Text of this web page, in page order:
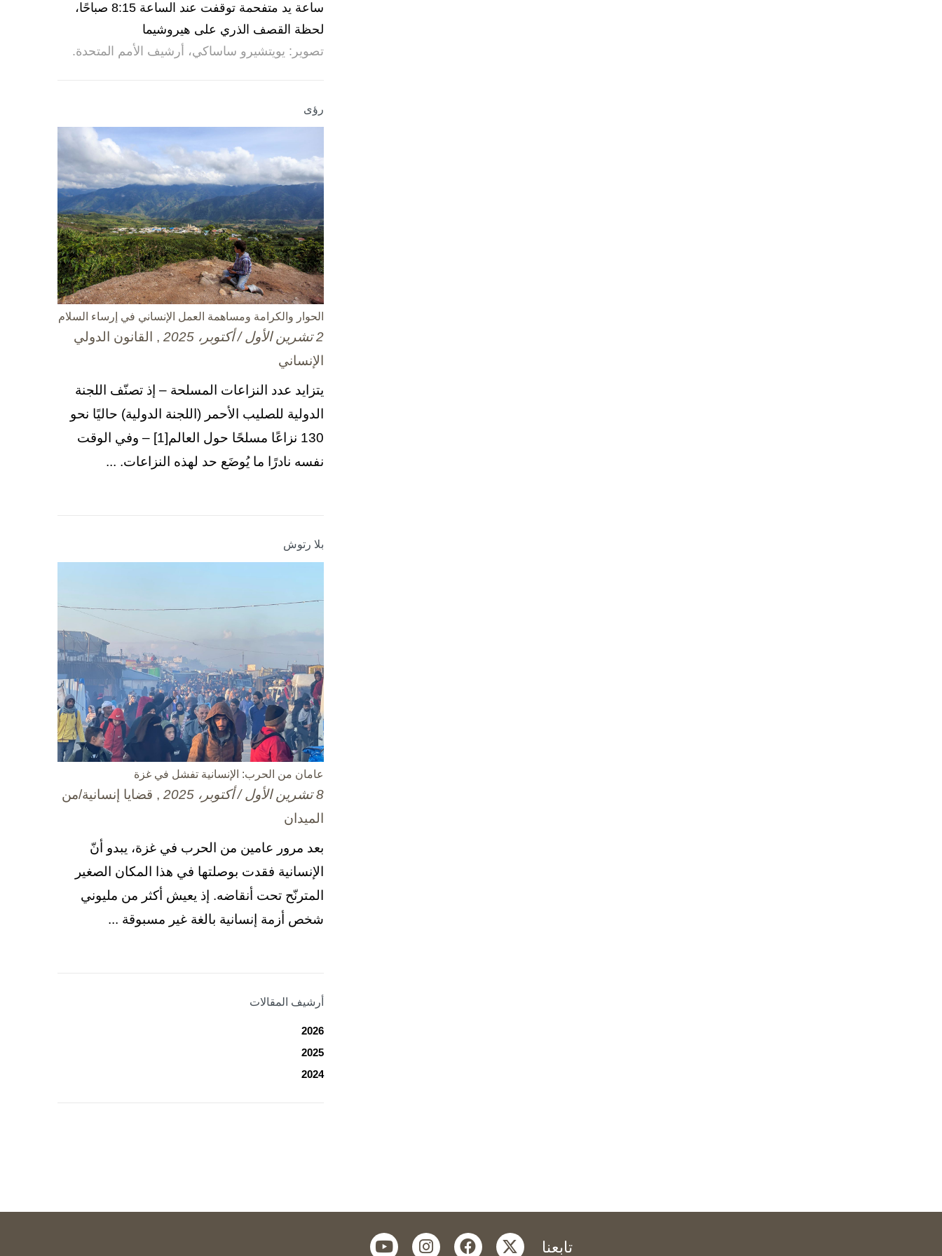
ساعة يد متفحمة توقفت عند الساعة 8:15 صباحًا،
لحظة القصف الذري على هيروشيما
تصوير: يويتشيرو ساساكي، أرشيف الأمم المتحدة.
رؤى
الحوار والكرامة ومساهمة العمل الإنساني في إرساء السلام
2 تشرين الأول / أكتوبر، 2025
, القانون الدولي
الإنساني
يتزايد عدد النزاعات المسلحة – إذ تصنّف اللجنة
الدولية للصليب الأحمر (اللجنة الدولية) حاليًا نحو
130 نزاعًا مسلحًا حول العالم[1] – وفي الوقت
نفسه نادرًا ما يُوضَع حد لهذه النزاعات. ...
بلا رتوش
عامان من الحرب: الإنسانية تفشل في غزة
8 تشرين الأول / أكتوبر، 2025
, قضايا إنسانية/من
الميدان
بعد مرور عامين من الحرب في غزة، يبدو أنّ
الإنسانية فقدت بوصلتها في هذا المكان الصغير
المترنّح تحت أنقاضه. إذ يعيش أكثر من مليوني
شخص أزمة إنسانية بالغة غير مسبوقة ...
أرشيف المقالات
2026
2025
2024
تابعنا twitter
facebook
instagram
youtube